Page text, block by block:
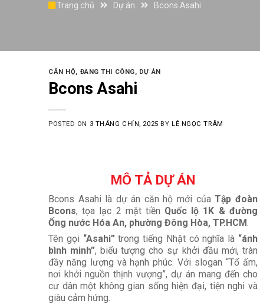
Trang chủ Dự án Bcons Asahi
CĂN HỘ, ĐANG THI CÔNG, DỰ ÁN
Bcons Asahi
POSTED ON 3 THÁNG CHÍN, 2025 BY LÊ NGỌC TRÂM
MÔ TẢ DỰ ÁN
Bcons Asahi là dự án căn hộ mới củaTập đoàn
Bcons, tọa lạc 2 mặt tiền Quốc lộ 1K & đường
Ống nước Hóa An, phường Đông Hòa, TP.HCM
Tên gọi “Asahi”trong tiếng Nhật có nghĩa là “ánh
bình minh”, biểu tượng cho sự khởi đầu mới, tràn
đầy năng lượng và hạnh phúc. Với slogan “Tổ ấm,
nơi khởi nguồn thịnh vượng”, dự án mang đến cho
cư dân một không gian sống hiện đại, tiện nghi và
giàu cảm hứng.